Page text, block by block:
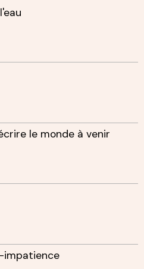
écrire le monde à venir
impatience